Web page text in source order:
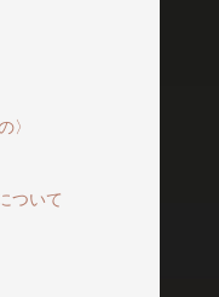
〉
ついて